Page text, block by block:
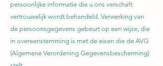
persoonlijke informatie die u ons verschaft
vertrouwelijk wordt behandeld. Verwerking van
de persoonsgegevens gebeurt op een wijze, die
in overeenstemming is met de eisen die de AVG
(Algemene Verordening Gegevensbescherming)